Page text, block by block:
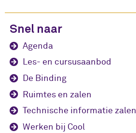
Snel naar
Agenda
Les- en cursusaanbod
De Binding
Ruimtes en zalen
Technische informatie zalen
Werken bij Cool